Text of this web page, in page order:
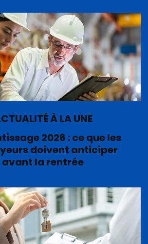
À LA UNE
2026 : ce que les
doivent anticiper
avant la rentrée